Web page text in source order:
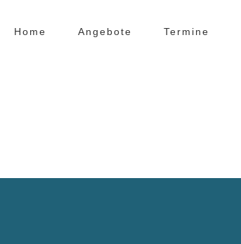
Home Angebote Termine